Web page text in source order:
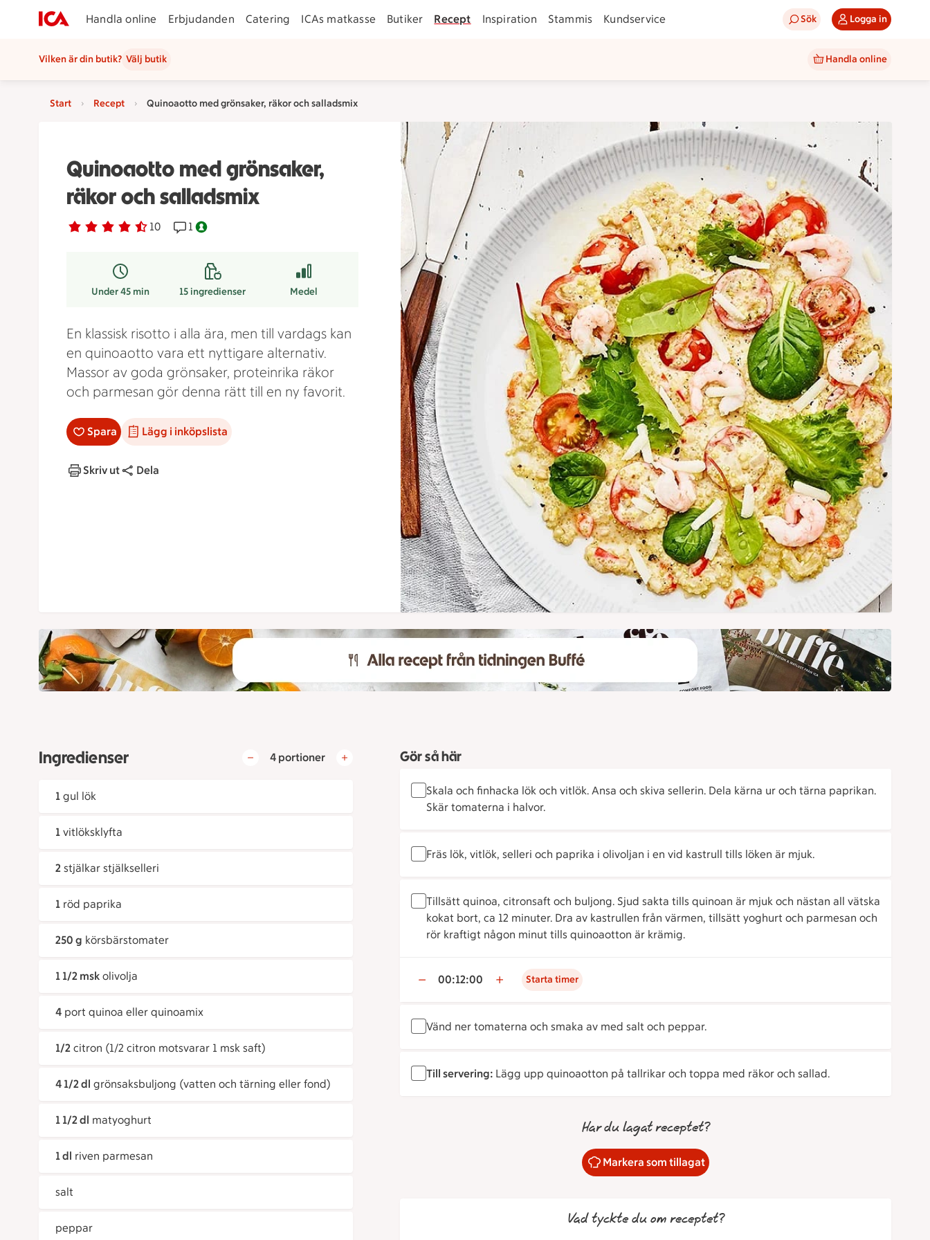
Handla online Erbjudanden Catering ICAs matkasse Butiker Recept Inspiration Stammis Kundservice Sök Logga in
Vilken är din butik? Välj butik Handla online
Start Recept Quinoaotto med grönsaker, räkor och salladsmix
Quinoaotto med grönsaker,
räkor och salladsmix
Betyg 4.3 av 5. 10
10 personer har röstatReceptet har 1 kommentarer
1Nyckelhålsmärkt.
Under 45 min 15ingredienser Medel
En klassisk risotto i alla ära, men till vardags kan
en quinoaotto vara ett nyttigare alternativ.
Massor av goda grönsaker, proteinrika räkor
och parmesan gör denna rätt till en ny favorit.
Spara Lägg i inköpslista
Skriv ut Dela
Ingredienser 4 portioner
1 gul lök
1 vitlöksklyfta
2 stjälkar stjälkselleri
1 röd paprika
250 g körsbärstomater
1 1/2 msk olivolja
4 port quinoa eller quinoamix
1/2 citron (1/2 citron motsvarar 1 msk saft)
4 1/2 dl grönsaksbuljong (vatten och tärning eller fond)
1 1/2 dl matyoghurt
1 dl riven parmesan
salt
peppar
Gör så här
Skala och finhacka lök och vitlök. Ansa och skiva sellerin. Dela kärna ur och tärna paprikan.
Skär tomaterna i halvor.
Fräs lök, vitlök, selleri och paprika i olivoljan i en vid kastrull tills löken är mjuk.
Tillsätt quinoa, citronsaft och buljong. Sjud sakta tills quinoan är mjuk och nästan all vätska
kokat bort, ca 12 minuter. Dra av kastrullen från värmen, tillsätt yoghurt och parmesan och
rör kraftigt någon minut tills quinoaotton är krämig.
00:12:00 Starta timer
Vänd ner tomaterna och smaka av med salt och peppar.
Till servering: Lägg upp quinoaotton på tallrikar och toppa med räkor och sallad.
Har du lagat receptet?
Markera som tillagat
Vad tyckte du om receptet?